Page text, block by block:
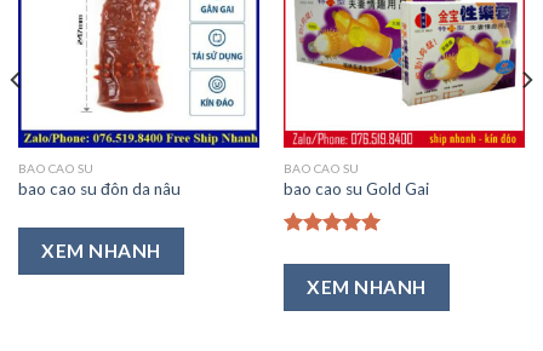
Thêm
vào
Ưa
Thích
BAO CAO SU
bao cao su đôn da nâu
XEM NHANH
Thêm
vào
Ưa
Thích
BAO CAO SU
bao cao su Gold Gai
hạng5.00
5 sao
XEM NHANH